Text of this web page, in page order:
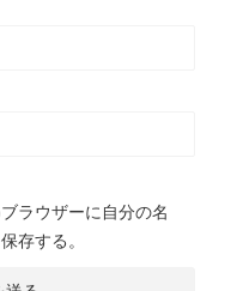
ラウザーに自分の名
存する。